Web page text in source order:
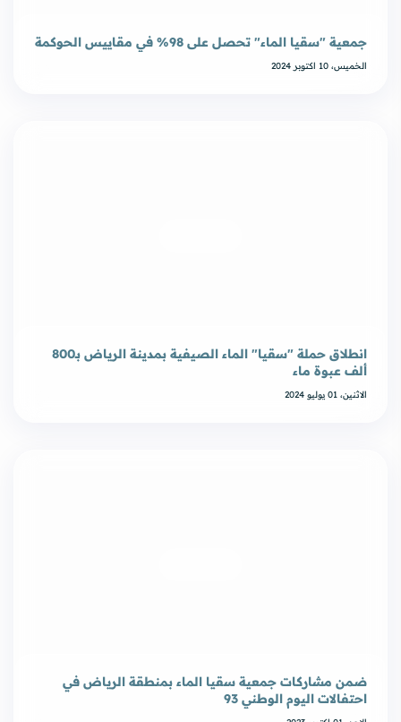
جمعية "سقيا الماء" تحصل على 98%؜ في مقاييس الحوكمة
الخميس، 10 اكتوبر 2024
انطلاق حملة "سقيا" الماء الصيفية بمدينة الرياض بـ800
ألف عبوة ماء
الاثنين، 01 يوليو 2024
ضمن مشاركات جمعية سقيا الماء بمنطقة الرياض في
احتفالات اليوم الوطني 93